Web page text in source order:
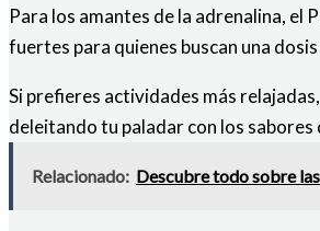
Para los amantes de la adrenalina, el
fuertes para quienes buscan una
Si prefieres actividades más
deleitando tu paladar con los
Relacionado: Descubre todo sobre